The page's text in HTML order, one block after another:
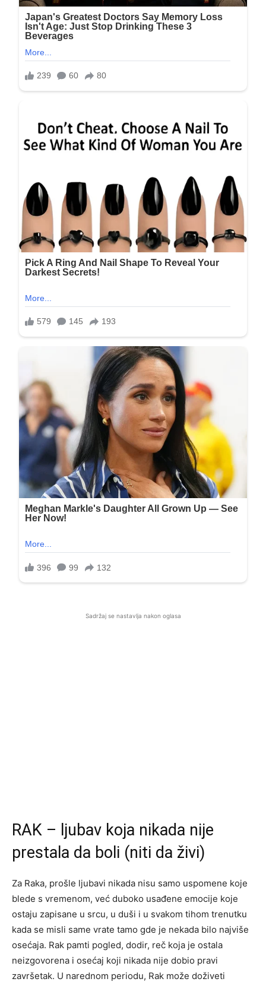
Sadržaj se nastavlja nakon oglasa
RAK – ljubav koja nikada nije
prestala da boli (niti da živi)
Za Raka, prošle ljubavi nikada nisu samo uspomene koje
blede s vremenom, već duboko usađene emocije koje
ostaju zapisane u srcu, u duši i u svakom tihom trenutku
kada se misli same vrate tamo gde je nekada bilo najviše
osećaja. Rak pamti pogled, dodir, reč koja je ostala
neizgovorena i osećaj koji nikada nije dobio pravi
završetak. U narednom periodu, Rak može doživeti